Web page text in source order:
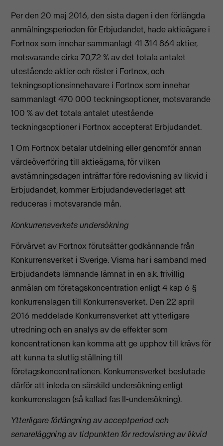
Per den 20 maj 2016, den sista dagen i den förlängda
anmälningsperioden för Erbjudandet, hade aktieägare i
Fortnox som innehar sammanlagt 41 314 864 aktier,
motsvarande cirka 70,72 % av det totala antalet
utestående aktier och röster i Fortnox, och
tekningsoptionsinnehavare i Fortnox som innehar
sammanlagt 470 000 teckningsoptioner, motsvarande
100 % av det totala antalet utestående
teckningsoptioner i Fortnox accepterat Erbjudandet.
1 Om Fortnox betalar utdelning eller genomför annan
värdeöverföring till aktieägarna, för vilken
avstämningsdagen inträffar före redovisning av likvid i
Erbjudandet, kommer Erbjudandevederlaget att
reduceras i motsvarande mån.
Konkurrensverkets undersökning
Förvärvet av Fortnox förutsätter godkännande från
Konkurrensverket i Sverige. Visma har i samband med
Erbjudandets lämnande lämnat in en s.k. frivillig
anmälan om företagskoncentration enligt 4 kap 6 §
konkurrenslagen till Konkurrensverket. Den 22 april
2016 meddelade Konkurrensverket att ytterligare
utredning och en analys av de effekter som
koncentrationen kan komma att ge upphov till krävs för
att kunna ta slutlig ställning till
företagskoncentrationen. Konkurrensverket beslutade
därför att inleda en särskild undersökning enligt
konkurrenslagen (så kallad fas II-undersökning).
Ytterligare förlängning av acceptperiod och
senareläggning av tidpunkten för redovisning av likvid